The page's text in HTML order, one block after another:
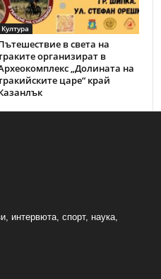
Култура
в света на
организират в
„Долината на
царе“ край
интервюта, спорт, наука,